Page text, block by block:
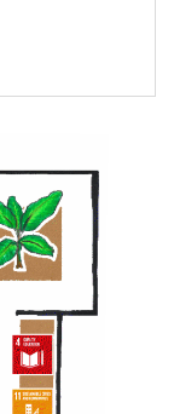
Goals (SDG =